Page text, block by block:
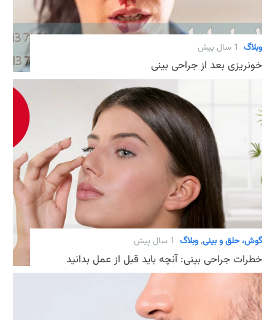
وبلاگ 1 سال پیش
خونریزی بعد از جراحی بینی
گوش، حلق و بینی,وبلاگ 1 سال پیش
خطرات جراحی بینی: آنچه باید قبل از عمل بدانید